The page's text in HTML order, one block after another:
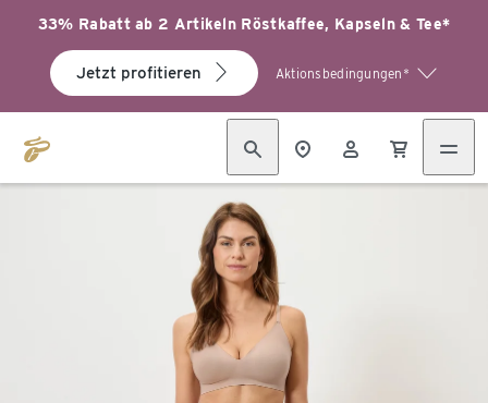
33% Rabatt ab 2 Artikeln Röstkaffee, Kapseln & Tee*
Jetzt profitieren Aktionsbedingungen*